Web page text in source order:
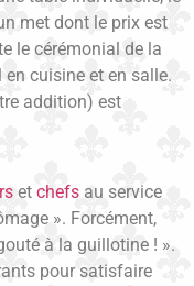
met dont le prix est
le cérémonial de la
en cuisine et en salle.
addition) est
et chefs au service
». Forcément,
à la guillotine ! ».
pour satisfaire